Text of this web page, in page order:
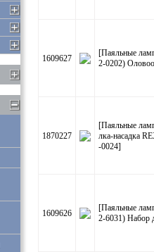
1609627
[Паяльные
2-0202)
1870227
[Паяльные
лка-насадка
-0024]
1609626
[Паяльные
2-6031) Набор